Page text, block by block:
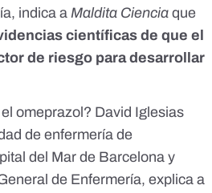
indica a Maldita Ciencia que
científicas de que el
de riesgo para desarrollar
omeprazol? David Iglesias
de enfermería de
del Mar de Barcelona y
de Enfermería, explica a